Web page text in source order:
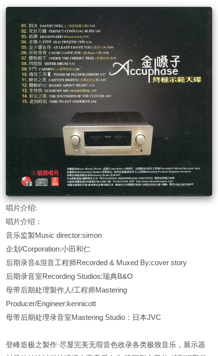
唱片介绍:
唱片介绍：
音乐监製Music director:simon
企划/Corporation:小田和仁
后期录音&混音工程师Recorded & Muxed By:cover story
后期录音室Recording Studios:瑞典B&O
母带后期处理製作人/工程师Mastering
Producer/Engineer:kennicott
母带后期处理录音室Mastering Studio：日本JVC
登峰造极之製作·尽显完美无瑕音色收录各类极致音乐，展示器